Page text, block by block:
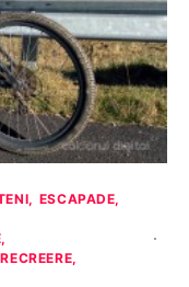
ESCAPADE